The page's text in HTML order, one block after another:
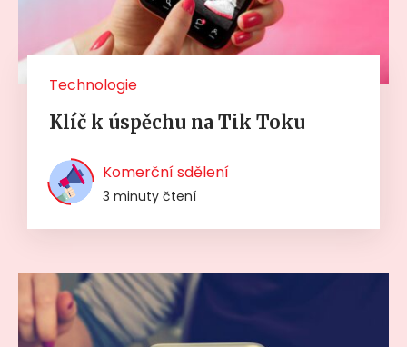
Technologie
Klíč k úspěchu na Tik Toku
Komerční sdělení
3 minuty čtení